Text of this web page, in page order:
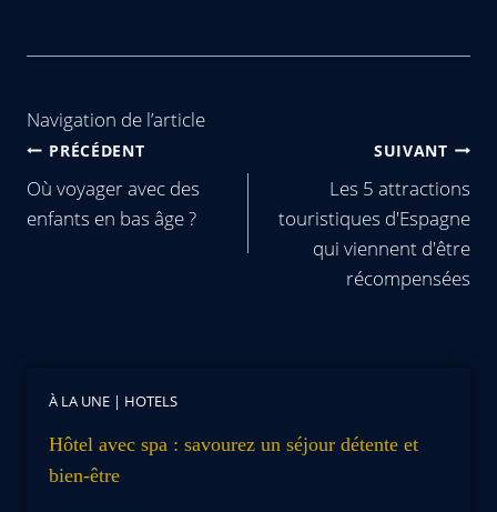
Navigation de l’article
PRÉCÉDENT
Où voyager avec des
enfants en bas âge ?
SUIVANT
Les 5 attractions
touristiques d'Espagne
qui viennent d'être
récompensées
À LA UNE | HOTELS
Hôtel avec spa : savourez un séjour détente et
bien-être